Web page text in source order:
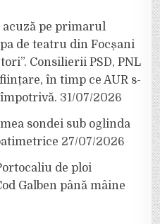
pe primarul
de teatru din Focșani
Consilierii PSD, PNL
în timp ce AUR s-
31/07/2026
sondei sub oglinda
27/07/2026
de ploi
Galben până mâine